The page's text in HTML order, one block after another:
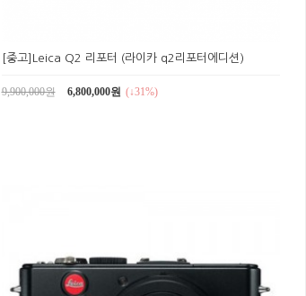
[중고]Leica Q2 리포터 (라이카 q2리포터에디션)
9,900,000원 6,800,000원 (↓31%)